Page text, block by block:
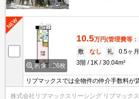
画像：26枚
10.5万円(管理費等
敷
なし 礼
0.5ヶ月
3階
1K 30.04m²
リブマックスでは全物件の仲介手数料が
株式会社リブマックスリーシング リブマックス